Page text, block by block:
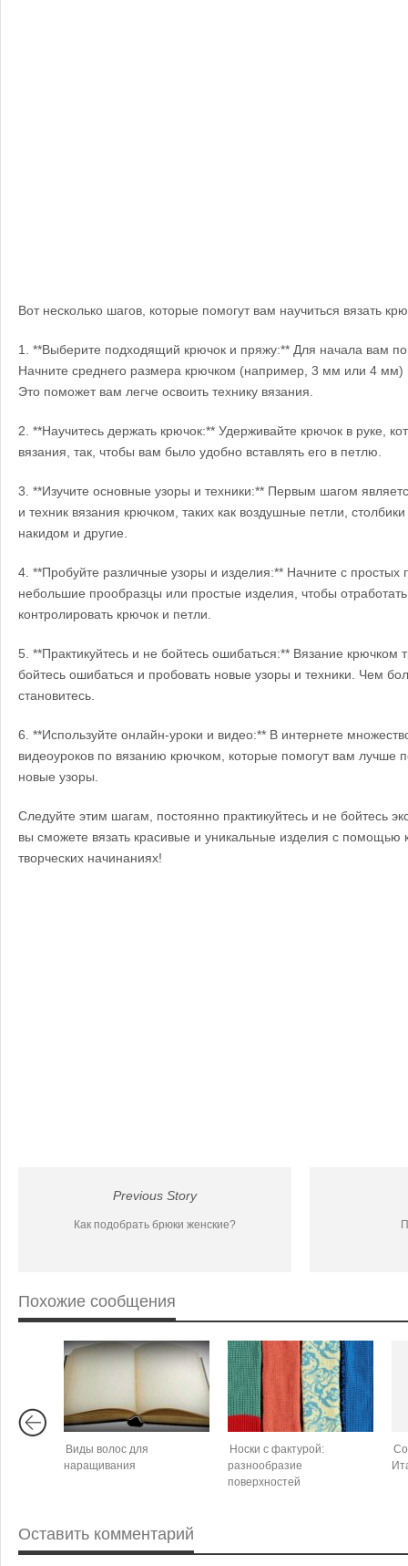
Вот несколько шагов, которые помогут вам научиться вязать
1. **Выберите подходящий крючок и пряжу:** Для начала вам
Начните среднего размера крючком (например, 3 мм или 4
Это поможет вам легче освоить технику вязания.
2. **Научитесь держать крючок:** Удерживайте крючок в руке,
вязания, так, чтобы вам было удобно вставлять его в петлю.
3. **Изучите основные узоры и техники:** Первым шагом
и техник вязания крючком, таких как воздушные петли,
накидом и другие.
4. **Пробуйте различные узоры и изделия:** Начните с простых
небольшие прообразцы или простые изделия, чтобы
контролировать крючок и петли.
5. **Практикуйтесь и не бойтесь ошибаться:** Вязание крючком
бойтесь ошибаться и пробовать новые узоры и техники. Чем
становитесь.
6. **Используйте онлайн-уроки и видео:** В интернете
видеоуроков по вязанию крючком, которые помогут вам лучше
новые узоры.
Следуйте этим шагам, постоянно практикуйтесь и не бойтесь
вы сможете вязать красивые и уникальные изделия с помощью
творческих начинаниях!
Previous Story
Как подобрать брюки женские?
Похожие сообщения
Виды волос для
наращивания
Носки с фактурой:
разнообразие
поверхностей
Оставить комментарий